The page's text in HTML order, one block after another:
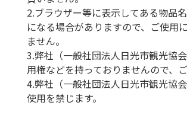
2.ブラウザー等に表示してある物品
になる場合がありますので、ご使用
ません。
3.弊社（一般社団法人日光市観光協
用権などを持っておりませんので、
4.弊社（一般社団法人日光市観光協
使用を禁じます。